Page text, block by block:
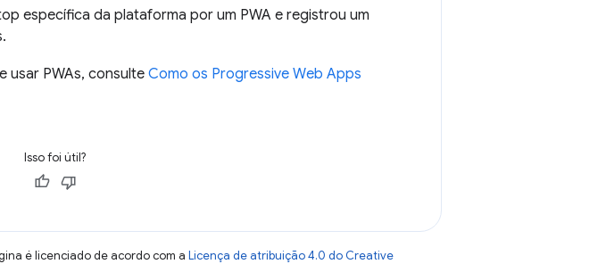
específica da plataforma por um PWA e registrou um
usar PWAs, consulteComo os Progressive Web Apps
Isso foi útil?
é licenciado de acordo com a Licença de atribuição 4.0 do Creative